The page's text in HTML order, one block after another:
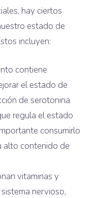
hay ciertos
estado de
incluyen:
contiene
el estado de
de serotonina
regula el estado
consumirlo
alto contenido de
vitaminas y
nervioso,